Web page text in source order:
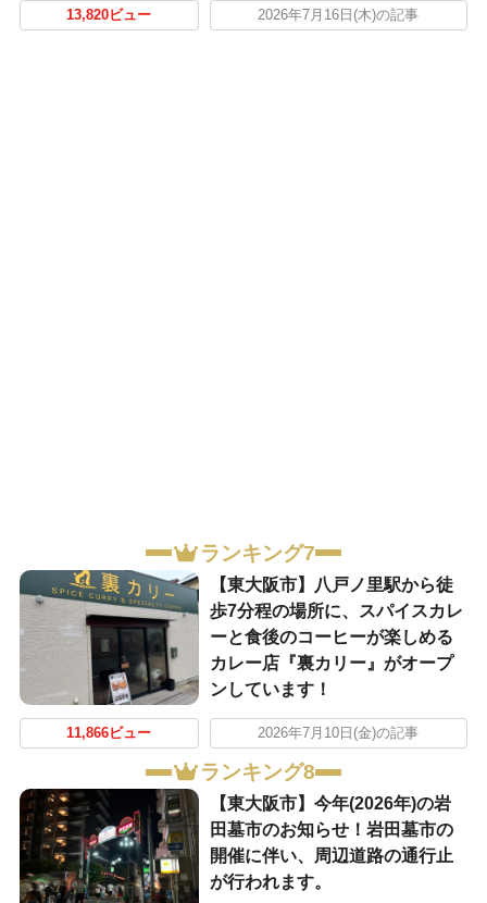
13,820ビュー 2026年7月16日(木)の記事
ランキング7
【東大阪市】八戸ノ里駅から徒
歩7分程の場所に、スパイスカレ
ーと食後のコーヒーが楽しめる
カレー店『裏カリー』がオープ
ンしています！
11,866ビュー 2026年7月10日(金)の記事
ランキング8
【東大阪市】今年(2026年)の岩
田墓市のお知らせ！岩田墓市の
開催に伴い、周辺道路の通行止
が行われます。